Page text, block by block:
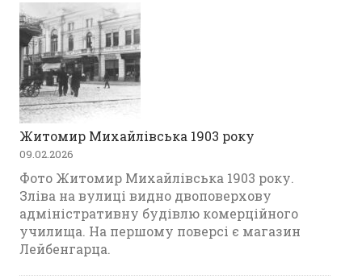
Житомир Михайлівська 1903 року
09.02.2026
Фото Житомир Михайлівська 1903 року.
Зліва на вулиці видно двоповерхову
адміністративну будівлю комерційного
училища. На першому поверсі є магазин
Лейбенгарца.